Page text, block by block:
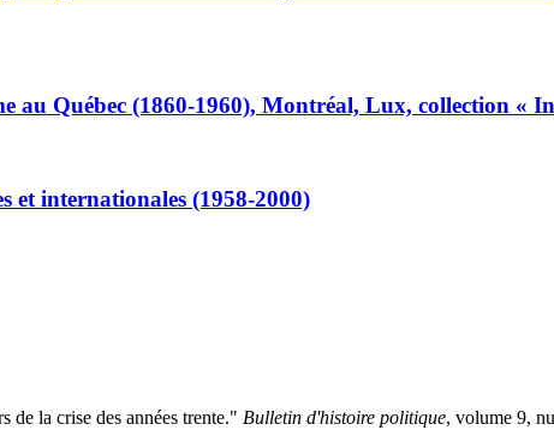
au Québec (1860-1960), Montréal, Lux, collection «
et internationales (1958-2000)
la crise des années trente." Bulletin d'histoire politique, volume 9,